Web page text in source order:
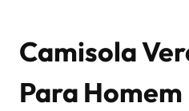
Camisola
Para Homem